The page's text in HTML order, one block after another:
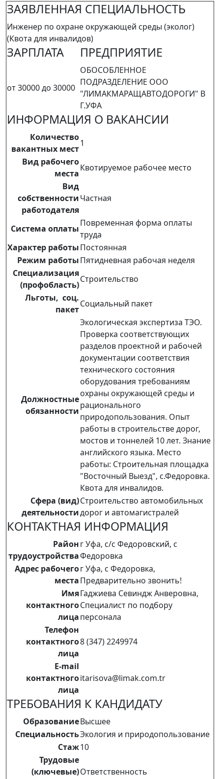
ЗАЯВЛЕННАЯ СПЕЦИАЛЬНОСТЬ
Инженер по охране окружающей среды (эколог)
(Квота для инвалидов)
ЗАРПЛАТА ПРЕДПРИЯТИЕ
от 30000 до 30000
ОБОСОБЛЕННОЕ
ПОДРАЗДЕЛЕНИЕ ООО
"ЛИМАКМАРАЩАВТОДОРОГИ" В
Г.УФА
ИНФОРМАЦИЯ О ВАКАНСИИ
Количество
вакантных мест
1
Вид рабочего
места
Квотируемое рабочее место
Вид
собственности
работодателя
Частная
Система оплаты
Повременная форма оплаты
труда
Характер работыПостоянная
Режим работыПятидневная рабочая неделя
Специализация
(профобласть)
Строительство
Льготы, соц.
пакет
Социальный пакет
Должностные
обязанности
Экологическая экспертиза ТЭО.
Проверка соответствующих
разделов проектной и рабочей
документации соответствия
технического состояния
оборудования требованиям
охраны окружающей среды и
рационального
природопользования. Опыт
работы в строительстве дорог,
мостов и тоннелей 10 лет. Знание
английского языка. Место
работы: Строительная площадка
"Восточный Выезд", с.Федоровка.
Квота для инвалидов.
Сфера (вид)
деятельности
Строительство автомобильных
дорог и автомагистралей
КОНТАКТНАЯ ИНФОРМАЦИЯ
Район
трудоустройства
г Уфа, с/с Федоровский, с
Федоровка
Адрес рабочего
места
г Уфа, с Федоровка,
Предварительно звонить!
Имя
контактного
лица
Гаджиева Севиндж Анверовна,
Специалист по подбору
персонала
Телефон
контактного
лица
8 (347) 2249974
E-mail
контактного
лица
itarisova@limak.com.tr
ТРЕБОВАНИЯ К КАНДИДАТУ
ОбразованиеВысшее
СпециальностьЭкология и природопользование
Стаж10
Трудовые
(ключевые)Ответственность